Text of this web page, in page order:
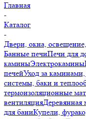
Главная
-
Каталог
-
Двери, окна,
Банные печиПечи для
каминыЭлектрокамины
печейУход за
системы, баки и
термоизоляционные
вентиляцияДеревянная
для баниКупели,